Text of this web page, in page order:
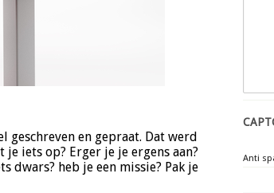
en gepraat. Dat werd
iets op? Erger je je ergens aan?
heb je een missie? Pak je
Anti